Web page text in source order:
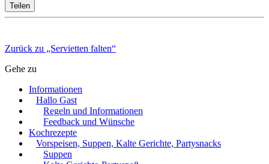
Teilen
Zurück zu „Servietten falten“
Gehe zu
Informationen
Hallo Gast
Regeln und Informationen
Feedback und Wünsche
Kochrezepte
Vorspeisen, Suppen, Kalte Gerichte, Partysnacks
Suppen